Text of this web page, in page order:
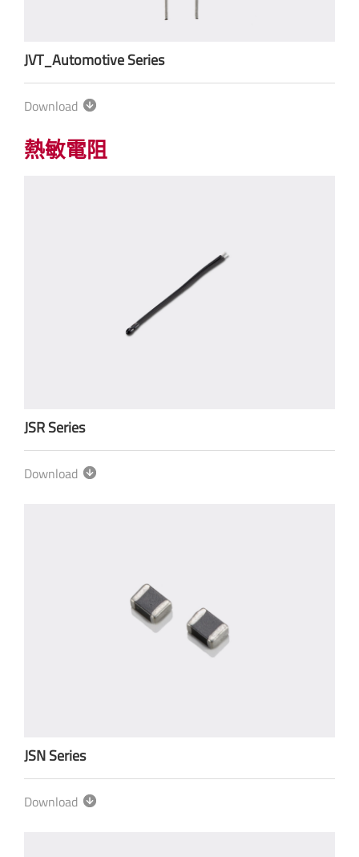
JVT_Automotive Series
Download
熱敏電阻
JSR Series
Download
JSN Series
Download